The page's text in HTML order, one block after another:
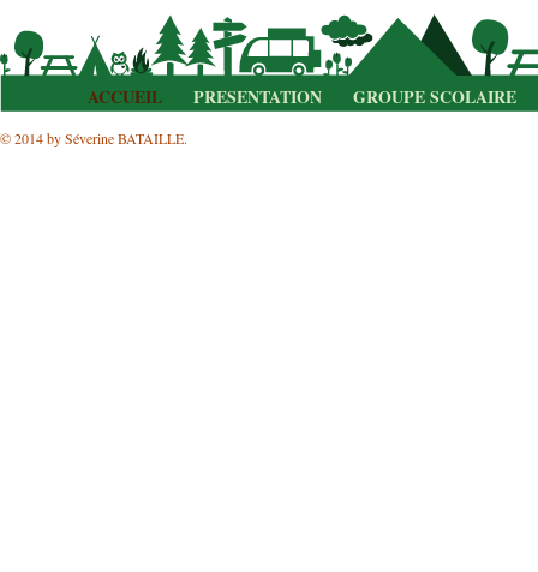
ACCUEIL PRESENTATION GROUPE SCOLAIRE
© 2014 by Séverine BATAILLE.